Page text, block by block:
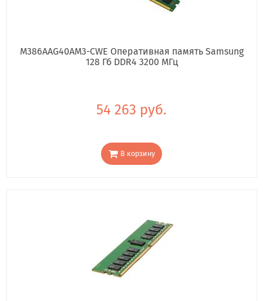
M386AAG40AM3-CWE Оперативная память Samsung
128 Гб DDR4 3200 МГц
54 263 руб.
В корзину